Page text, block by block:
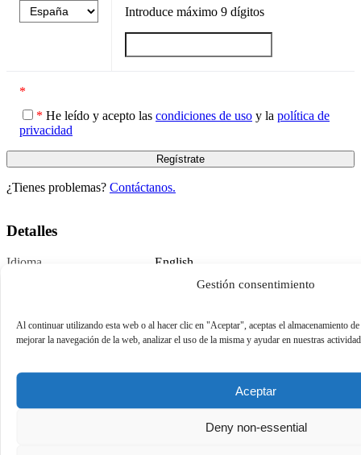
Gestión consentimiento
Al continuar utilizando esta web o al hacer clic en "Aceptar", aceptas el almacenamiento
mejorar la navegación de la web, analizar el uso de la misma y ayudar en nuestras
Aceptar
Deny non-essential
Introduce máximo 9dígitos
*
* He leído y acepto las condiciones de uso y la política de
privacidad
¿Tienes problemas? Contáctanos.
Detalles
Idioma
English
November 18, 2022